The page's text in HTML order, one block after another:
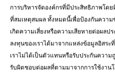
การบริหารจัดองค์กรที่มีประสิทธิภาพโด
ที่สมเหตุสมผล ทั้งหมดนี้เพื่อป้องกันควา
เกิดความเสี่ยงหรือความเสียหายต่อผลป
ลงทุนของเราได้มาจากแหล่งข้อมูลอิสระ
เราไม่ได้เป็นตัวแทนหรือรับประกันควา
รับผิดชอบต่อผลที่ตามมาจากการใช้งา